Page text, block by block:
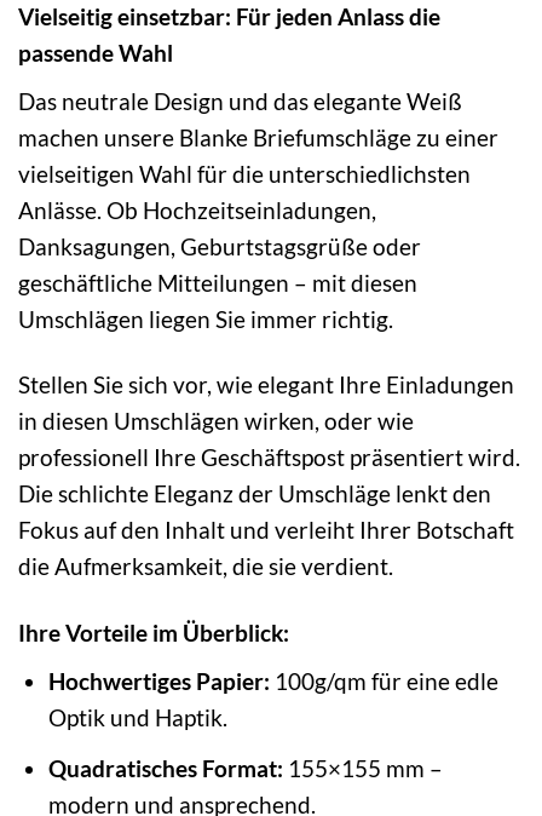
Vielseitig einsetzbar: Für jeden Anlass die
passende Wahl
Das neutrale Design und das elegante Weiß
machen unsere Blanke Briefumschläge zu einer
vielseitigen Wahl für die unterschiedlichsten
Anlässe. Ob Hochzeitseinladungen,
Danksagungen, Geburtstagsgrüße oder
geschäftliche Mitteilungen – mit diesen
Umschlägen liegen Sie immer richtig.
Stellen Sie sich vor, wie elegant Ihre Einladungen
in diesen Umschlägen wirken, oder wie
professionell Ihre Geschäftspost präsentiert wird.
Die schlichte Eleganz der Umschläge lenkt den
Fokus auf den Inhalt und verleiht Ihrer Botschaft
die Aufmerksamkeit, die sie verdient.
Ihre Vorteile im Überblick:
Hochwertiges Papier: 100g/qm für eine edle
Optik und Haptik.
Quadratisches Format: 155×155 mm –
modern und ansprechend.